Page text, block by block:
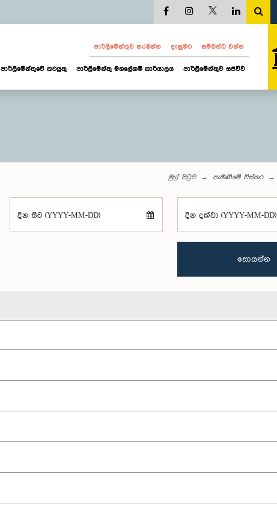
පාර්ලි‌මේන්තුව නරඹන්න දැනුමට සම්බන්ධ වන්න
පාර්ලිමේන්තුවේ කටයුතු පාර්ලිමේන්තු මහලේකම් කාර්යාලය පාර්ලිමේන්තුව සජීවීව
මුල් පිටුව පැමිණීමේ විස්තර
දින සිට (YYYY-MM-DD) දින දක්වා (YYYY-MM-DD)
සොයන්න